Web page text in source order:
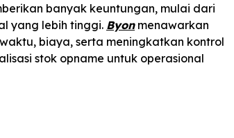
banyak keuntungan, mulai dari
yang lebih tinggi. Byonmenawarkan
biaya, serta meningkatkan kontrol
stok opname untuk operasional